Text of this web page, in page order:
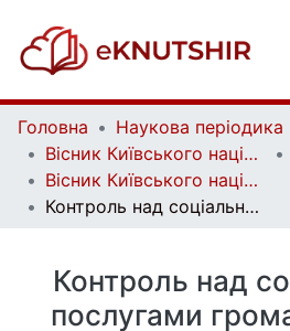
Головна
Вісник Київського національного університету імені Тараса Шевченка. Психологія | Bulletin of Taras Shevchenko National University of Kyiv. Psychology
Вісник Київського національного університету імені Тараса Шевченка. Психологія. Вип. 1 (5)
Контроль над соціальними послугами громадянського суспільства
Контроль над
послугами